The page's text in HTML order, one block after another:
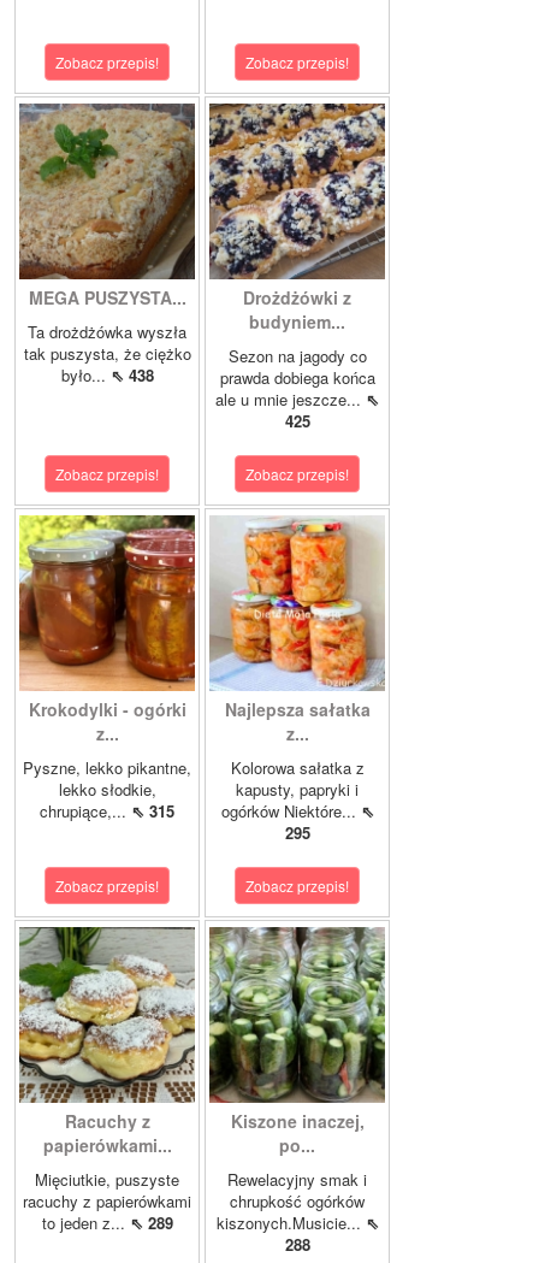
Zobacz przepis! Zobacz przepis!
MEGA PUSZYSTA...
Ta drożdżówka wyszła
tak puszysta, że ciężko
było... ⇖ 438
Zobacz przepis!
Drożdżówki z
budyniem...
Sezon na jagody co
prawda dobiega końca
ale u mnie jeszcze... ⇖
425
Zobacz przepis!
Krokodylki - ogórki
z...
Pyszne, lekko pikantne,
lekko słodkie,
chrupiące,... ⇖ 315
Zobacz przepis!
Najlepsza sałatka
z...
Kolorowa sałatka z
kapusty, papryki i
ogórków Niektóre... ⇖
295
Zobacz przepis!
Racuchy z
papierówkami...
Mięciutkie, puszyste
racuchy z papierówkami
to jeden z... ⇖ 289
Kiszone inaczej,
po...
Rewelacyjny smak i
chrupkość ogórków
kiszonych.Musicie... ⇖
288